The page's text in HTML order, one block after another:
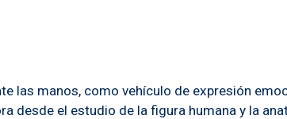
las manos, como vehículo de expresión
desde el estudio de la figura humana y la